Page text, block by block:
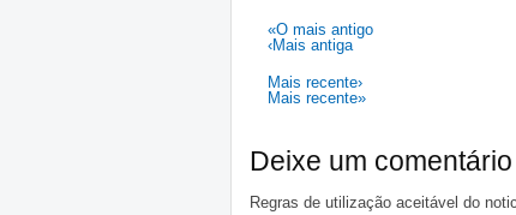
«O mais antigo
‹Mais antiga
Mais recente›
Mais recente»
Deixe um comentário
Regras de utilização aceitável do